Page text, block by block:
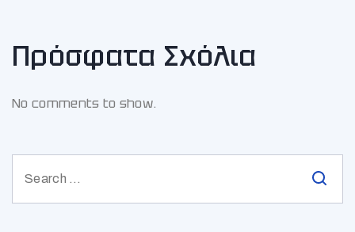
Πρόσφατα Σχόλια
No comments to show.